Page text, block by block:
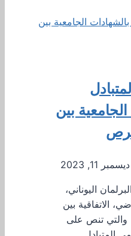
بين
ديسمبر 11, 2023
اليوناني،
الاتفاقية بين
والتي تنص على